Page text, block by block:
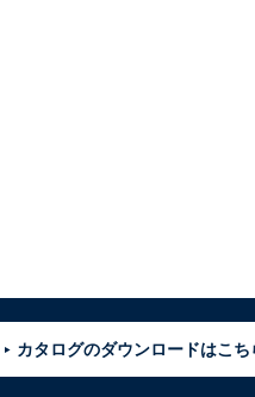
カタログのダウンロードはこち